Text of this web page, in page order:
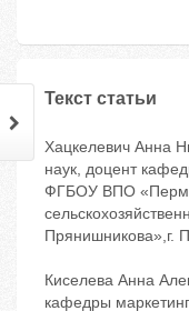
Текст статьи
Хацкелевич Анна
наук, доцент
ФГБОУ ВПО
Прянишникова»,г.
Киселева Анна
кафедры